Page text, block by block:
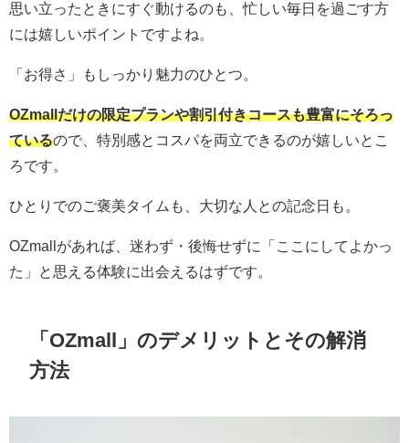
思い立ったときにすぐ動けるのも、忙しい毎日を過ごす方
には嬉しいポイントですよね。
「お得さ」もしっかり魅力のひとつ。
OZmallだけの限定プランや割引付きコースも豊富にそろっ
ているので、特別感とコスパを両立できるのが嬉しいとこ
ろです。
ひとりでのご褒美タイムも、大切な人との記念日も。
OZmallがあれば、迷わず・後悔せずに「ここにしてよかっ
た」と思える体験に出会えるはずです。
「OZmall」のデメリットとその解消
方法